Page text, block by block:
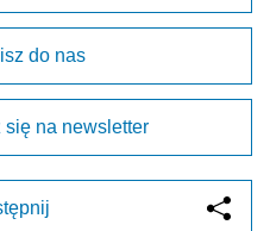
do nas
się na newsletter